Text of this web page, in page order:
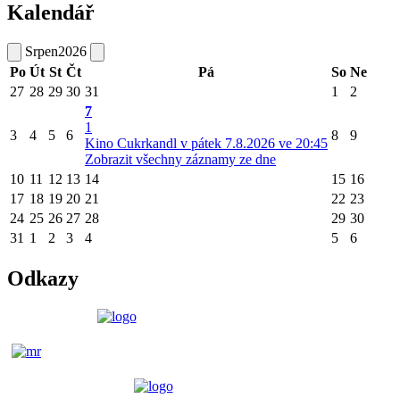
Kalendář
Srpen2026
Po Út St Čt Pá So Ne
27 28 29 30 31 1 2
3 4 5 6
7
1
Kino Cukrkandl v pátek 7.8.2026 ve 20:45
Zobrazit všechny záznamy ze dne
8 9
10 11 12 13 14 15 16
17 18 19 20 21 22 23
24 25 26 27 28 29 30
31 1 2 3 4 5 6
Odkazy